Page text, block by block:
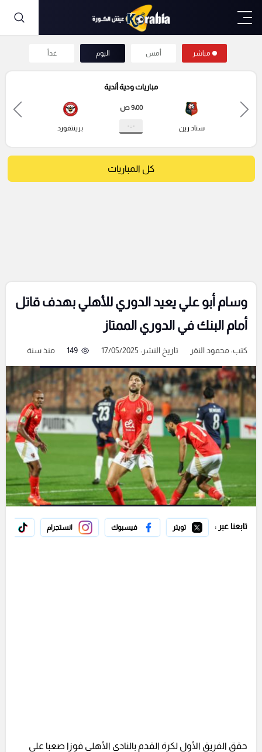
مباشر أمس اليوم غداً
مباريات ودية أندية
ستاد رين
9:00 ص
- : - برينتفورد
كل المباريات
وسام أبو علي يعيد الدوري للأهلي بهدف قاتل
أمام البنك في الدوري الممتاز
كتب:محمود النقر تاريخ النشر: 17/05/2025 149 منذ سنة
تابعنا عبر : تويتر فيسبوك انستجرام
حقق الفريق الأول لكرة القدم بالنادي الأهلي فوزا صعبا على